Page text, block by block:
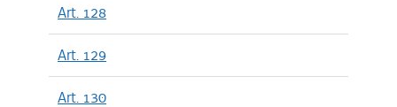
Art. 128
Art. 129
Art. 130